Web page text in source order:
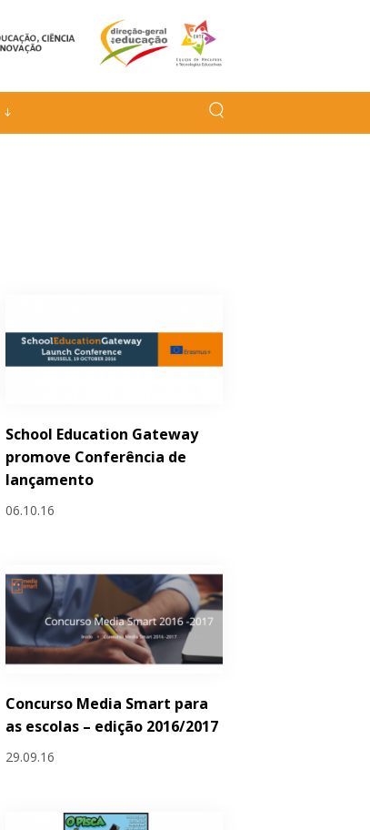
School Education Gateway
promove Conferência de
lançamento
06.10.16
Concurso Media Smart para
as escolas – edição 2016/2017
29.09.16